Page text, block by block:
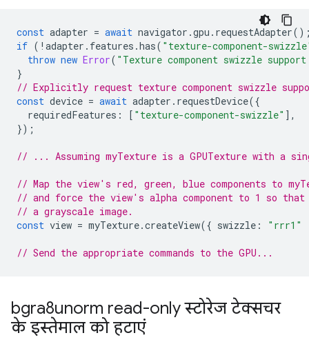
const adapter = await navigator .gpu . requestAdapter
if ( ! adapter . features .has( "texture-component-
throw new Error( "Texture component swizzle
}
// Explicitly request texture component swizzle
const device = await adapter . requestDevice({
requiredFeatures : [ "texture-component-swizzle" ],
});
// ... Assuming myTexture is a GPUTexture with a
// Map the view's red, green, blue components to
// and force the view's alpha component to 1 so
// a grayscale image.
const view = myTexture.createView({ swizzle : "rrr1"
// Send the appropriate commands to the GPU...
bgra8unorm read-only स्टोरेज टेक्सचर
के इस्तेमाल को हटाएं